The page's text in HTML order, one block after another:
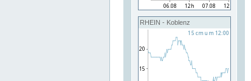
RHEIN - Koblenz